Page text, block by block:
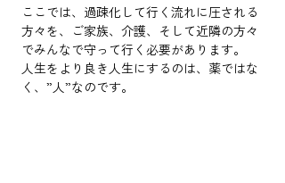
ここでは、過疎化して行く流れに圧される
方々を、ご家族、介護、そして近隣の方々
でみんなで守って行く必要があります。
人生をより良き人生にするのは、薬ではな
く、”人”なのです。